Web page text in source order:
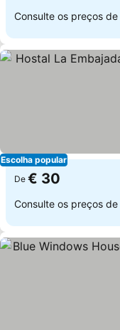
Consulte os preços de
Escolha popular
De € 30
Consulte os preços de